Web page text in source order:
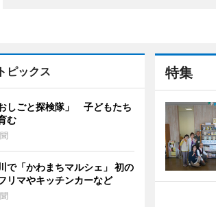
特集
ピックス
しごと探検隊」 子どもたち
む
で「かわまちマルシェ」 初の
リマやキッチンカーなど